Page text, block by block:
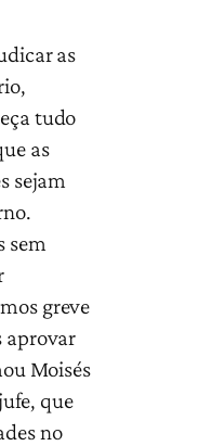
as
tudo
as
sejam
sem
greve
aprovar
Moisés
que
no